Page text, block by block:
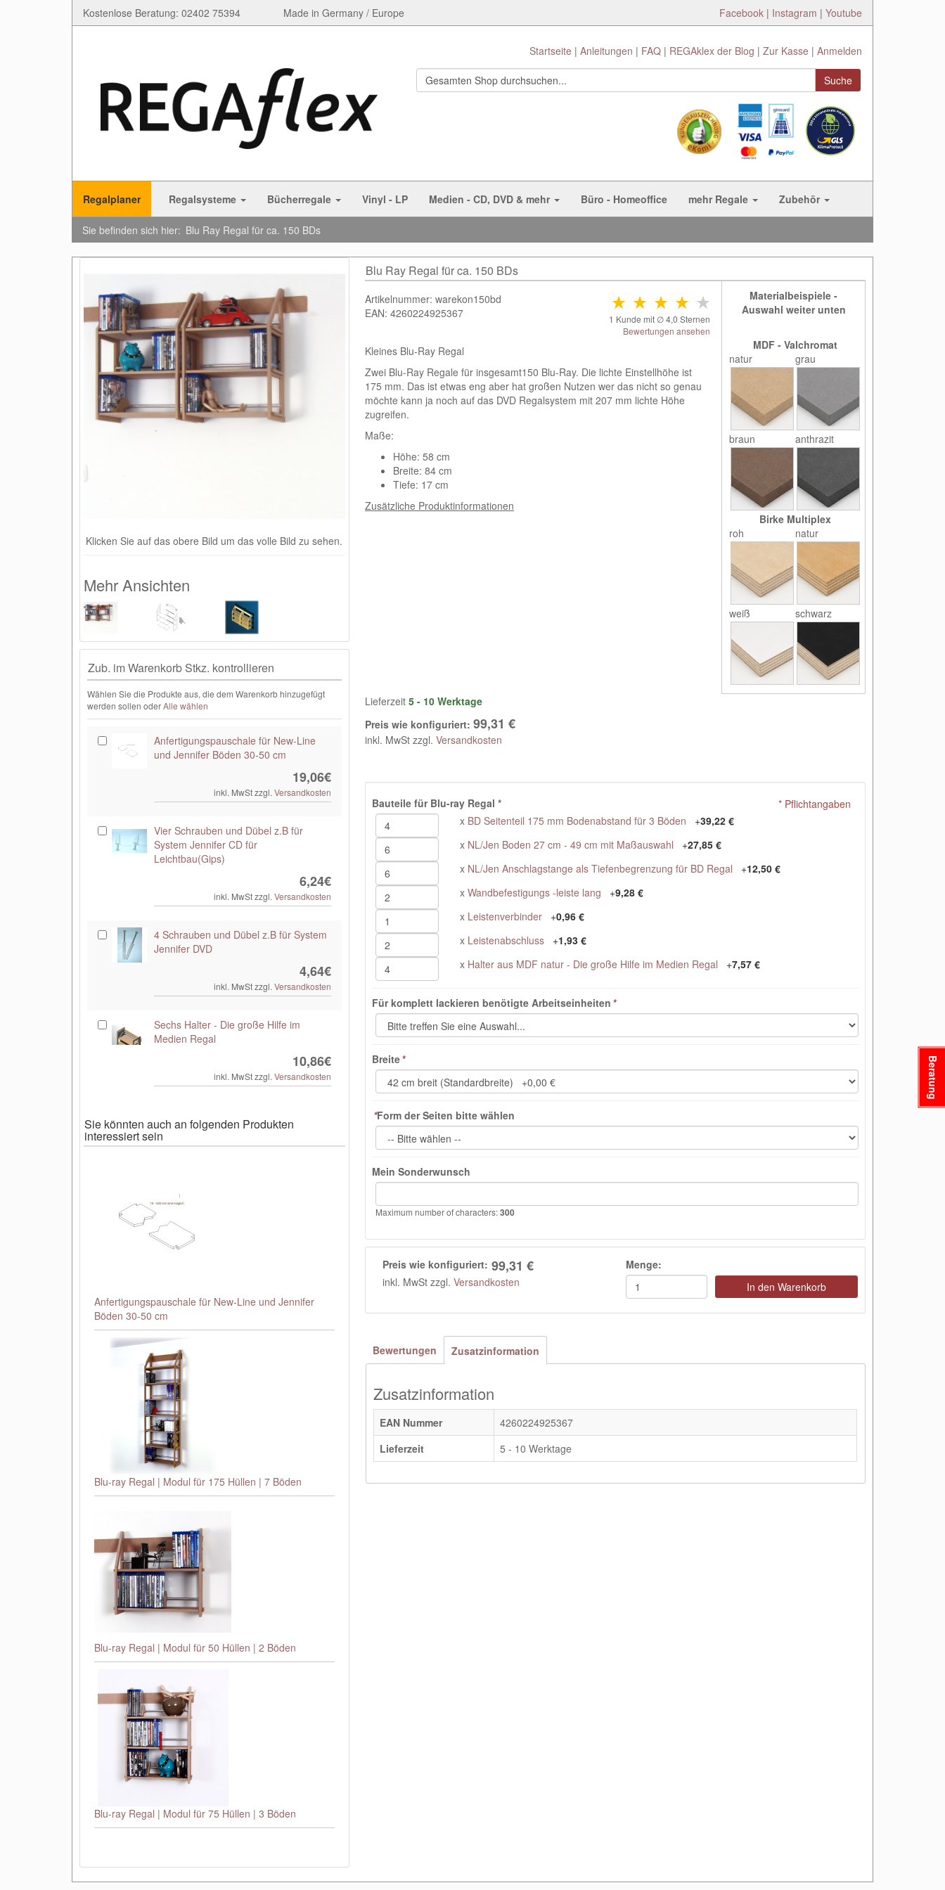
Kostenlose Beratung: 02402 75394 Made in Germany / Europe Facebook | Instagram | Youtube
Startseite Anleitungen FAQ REGAklex der Blog Zur Kasse Anmelden
Suche
Regalplaner Regalsysteme Bücherregale Vinyl - LP Medien - CD, DVD & mehr Büro - Homeoffice mehr Regale Zubehör
Sie befinden sich hier: Blu Ray Regal für ca. 150 BDs
Klicken Sie auf das obere Bild um das volle Bild zu sehen.
Mehr Ansichten
Blu Ray Regal für ca. 150 BDs
Artikelnummer: warekon150bd
EAN: 4260224925367
1 Kunde mit ∅4,0 Sternen
Bewertungen ansehen
Kleines Blu-Ray Regal
Zwei Blu-Ray Regale für insgesamt150 Blu-Ray. Die lichte Einstellhöhe ist
175 mm. Das ist etwas eng aber hat großen Nutzen wer das nicht so genau
möchte kann ja noch auf das DVD Regalsystem mit 207 mm lichte Höhe
zugreifen.
Maße:
Höhe: 58 cm
Breite: 84 cm
Tiefe: 17 cm
Zusätzliche Produktinformationen
Materialbeispiele -
Auswahl weiter unten
MDF - Valchromat
natur
grau
braun anthrazit
Birke Multiplex
roh
natur
weiß schwarz
Lieferzeit5 - 10 Werktage
Preis wie konfiguriert: 99,31 €
inkl. MwSt zzgl.Versandkosten
Bauteile für Blu-ray Regal *
x BD Seitenteil 175 mm Bodenabstand für 3 Böden +39,22 €
x NL/Jen Boden 27 cm - 49 cm mit Maßauswahl +27,85 €
x NL/Jen Anschlagstange als Tiefenbegrenzung für BD Regal +12,50 €
x Wandbefestigungs -leiste lang +9,28 €
x Leistenverbinder +0,96 €
x Leistenabschluss +1,93 €
x Halter aus MDF natur - Die große Hilfe im Medien Regal +7,57 €
Für komplett lackieren benötigte Arbeitseinheiten *
Breite*
*Form der Seiten bitte wählen
Mein Sonderwunsch
Maximum number of characters:300
* Pflichtangaben
Preis wie konfiguriert: 99,31 €
inkl. MwSt zzgl.Versandkosten
Menge:
In den Warenkorb
Bewertungen Zusatzinformation
Zusatzinformation
EAN Nummer
4260224925367
Lieferzeit
5 - 10 Werktage
Zub. im Warenkorb Stkz. kontrollieren
Wählen Sie die Produkte aus, die dem Warenkorb hinzugefügt
werden sollen oderAlle wählen
Anfertigungspauschale für New-Line
und Jennifer Böden 30-50 cm
19,06€
inkl. MwSt zzgl. Versandkosten
Vier Schrauben und Dübel z.B für
System Jennifer CD für
Leichtbau(Gips)
6,24€
inkl. MwSt zzgl. Versandkosten
4 Schrauben und Dübel z.B für System
Jennifer DVD
4,64€
inkl. MwSt zzgl. Versandkosten
Sechs Halter - Die große Hilfe im
Medien Regal
10,86€
inkl. MwSt zzgl. Versandkosten
Sie könnten auch an folgenden Produkten
interessiert sein
Anfertigungspauschale für New-Line und Jennifer
Böden 30-50 cm
Blu-ray Regal | Modul für 175 Hüllen | 7 Böden
Blu-ray Regal | Modul für 50 Hüllen | 2 Böden
Blu-ray Regal | Modul für 75 Hüllen | 3 Böden
Beratung